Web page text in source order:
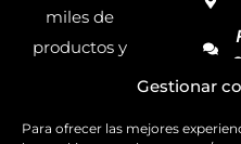
Gestionar
Para ofrecer las mejores
miles de
productos y
para todas las